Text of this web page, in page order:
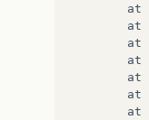
at
at
at
at
at
at
at